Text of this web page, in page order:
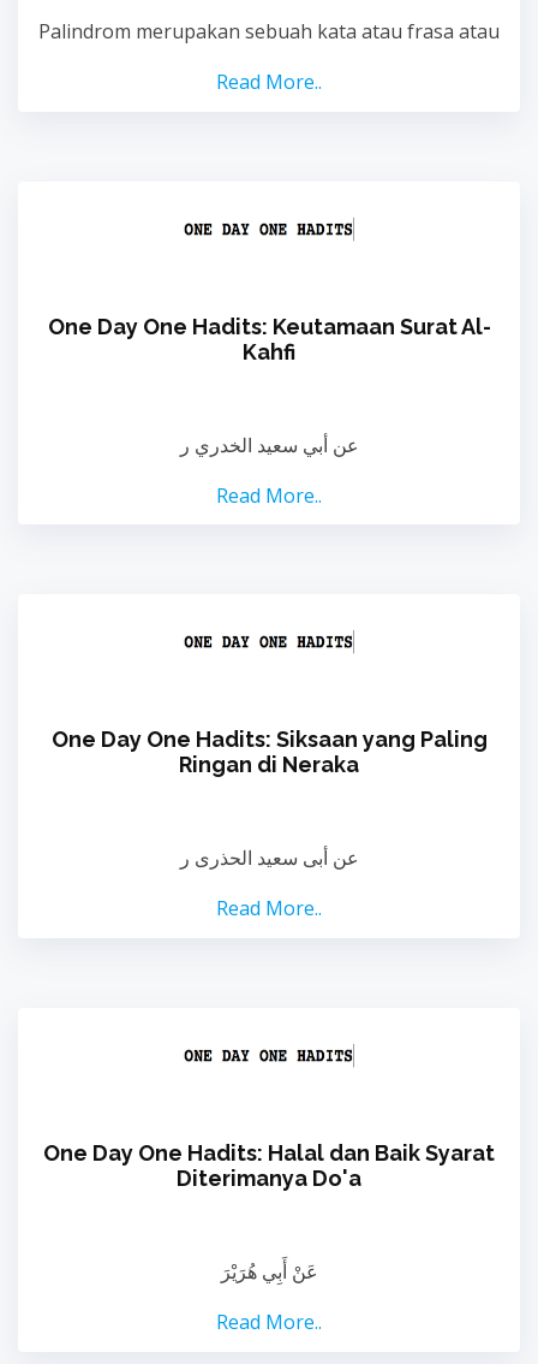
Palindrom merupakan sebuah kata atau frasa atau
Read More..
One Day One Hadits: Keutamaan Surat Al-
Kahfi
عن أبي سعيد الخدري ر
Read More..
One Day One Hadits: Siksaan yang Paling
Ringan di Neraka
عن أبى سعيد الحذرى ر
Read More..
One Day One Hadits: Halal dan Baik Syarat
Diterimanya Do'a
عَنْ أَبِي هُرَيْرَ
Read More..